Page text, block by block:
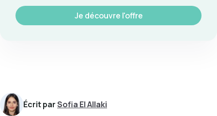
Je découvre l'offre
Écrit parSofia El Allaki